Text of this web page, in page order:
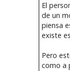
El
de un
piensa
existe
Pero
como a